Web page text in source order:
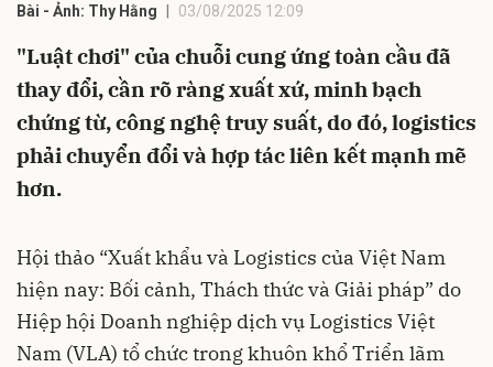
Bài - Ảnh: Thy Hằng 03/08/2025 12:09
"Luật chơi" của chuỗi cung ứng toàn cầu đã
thay đổi, cần rõ ràng xuất xứ, minh bạch
chứng từ, công nghệ truy suất, do đó, logistics
phải chuyển đổi và hợp tác liên kết mạnh mẽ
hơn.
Hội thảo “Xuất khẩu và Logistics của Việt Nam
hiện nay: Bối cảnh, Thách thức và Giải pháp” do
Hiệp hội Doanh nghiệp dịch vụ Logistics Việt
Nam (VLA) tổ chức trong khuôn khổ Triển lãm
Hủy